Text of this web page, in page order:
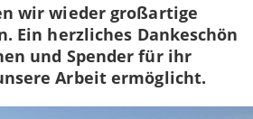
wir wieder großartige
Ein herzliches Dankeschön
und Spender für ihr
Arbeit ermöglicht.